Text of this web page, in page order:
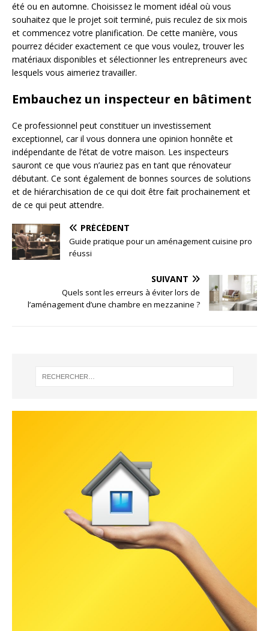
été ou en automne. Choisissez le moment idéal où vous
souhaitez que le projet soit terminé, puis reculez de six mois
et commencez votre planification. De cette manière, vous
pourrez décider exactement ce que vous voulez, trouver les
matériaux disponibles et sélectionner les entrepreneurs avec
lesquels vous aimeriez travailler.
Embauchez un inspecteur en bâtiment
Ce professionnel peut constituer un investissement
exceptionnel, car il vous donnera une opinion honnête et
indépendante de l’état de votre maison. Les inspecteurs
sauront ce que vous n’auriez pas en tant que rénovateur
débutant. Ce sont également de bonnes sources de solutions
et de hiérarchisation de ce qui doit être fait prochainement et
de ce qui peut attendre.
PRÉCÉDENT
Guide pratique pour un aménagement cuisine pro
réussi
SUIVANT
Quels sont les erreurs à éviter lors de
l’aménagement d’une chambre en mezzanine ?